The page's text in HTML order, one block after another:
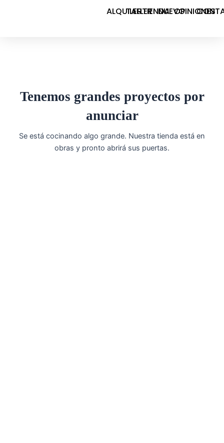
ALQUILER
TALLERTIENDANUEVOOPINIONES
Tenemos grandes proyectos por
anunciar
Se está cocinando algo grande. Nuestra tienda está en
obras y pronto abrirá sus puertas.